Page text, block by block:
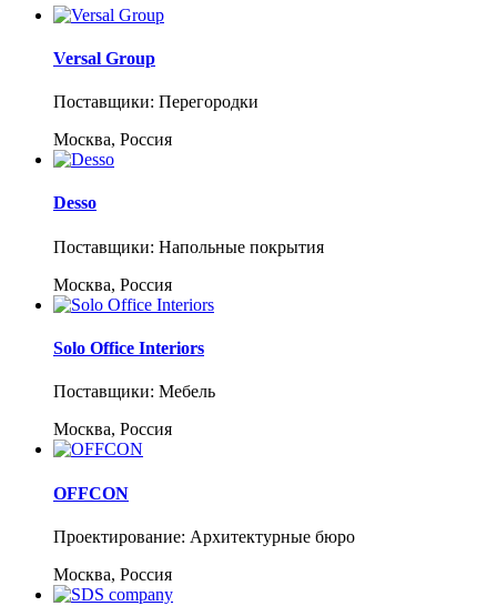
Versal Group
Поставщики: Перегородки
Москва, Россия
Desso
Поставщики: Напольные покрытия
Москва, Россия
Solo Office Interiors
Поставщики: Мебель
Москва, Россия
OFFCON
Проектирование: Архитектурные бюро
Москва, Россия